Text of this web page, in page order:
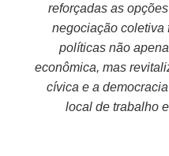
reforçadas as
negociação coletiva
políticas não
econômica, mas
cívica e a
local de trabalho